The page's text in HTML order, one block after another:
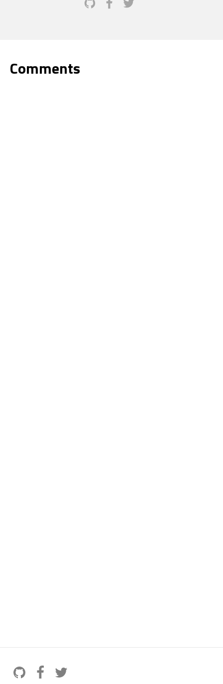
Comments